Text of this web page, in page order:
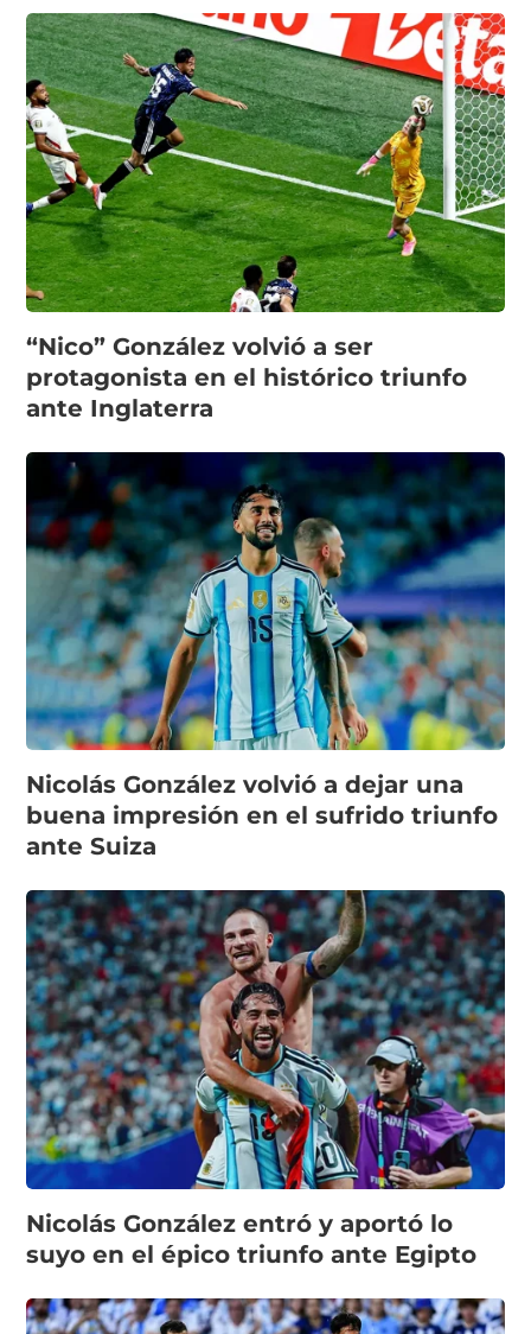
“Nico” González volvió a ser
protagonista en el histórico triunfo
ante Inglaterra
Nicolás González volvió a dejar una
buena impresión en el sufrido triunfo
ante Suiza
Nicolás González entró y aportó lo
suyo en el épico triunfo ante Egipto